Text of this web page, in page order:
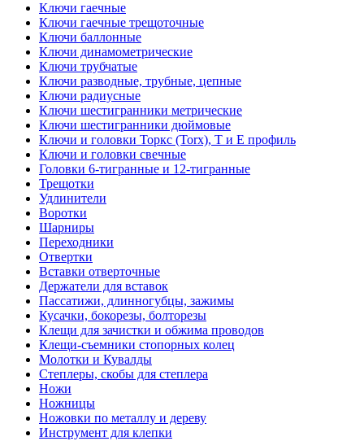
Ключи гаечные
Ключи гаечные трещоточные
Ключи баллонные
Ключи динамометрические
Ключи трубчатые
Ключи разводные, трубные, цепные
Ключи радиусные
Ключи шестигранники метрические
Ключи шестигранники дюймовые
Ключи и головки Торкс (Torx), Т и Е профиль
Ключи и головки свечные
Головки 6-тигранные и 12-тигранные
Трещотки
Удлинители
Воротки
Шарниры
Переходники
Отвертки
Вставки отверточные
Держатели для вставок
Пассатижи, длинногубцы, зажимы
Кусачки, бокорезы, болторезы
Клещи для зачистки и обжима проводов
Клещи-съемники стопорных колец
Молотки и Кувалды
Степлеры, скобы для степлера
Ножи
Ножницы
Ножовки по металлу и дереву
Инструмент для клепки